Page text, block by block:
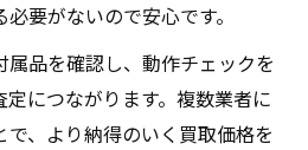
要がないので安心です。
品を確認し、動作チェックを
につながります。複数業者に
、より納得のいく買取価格を